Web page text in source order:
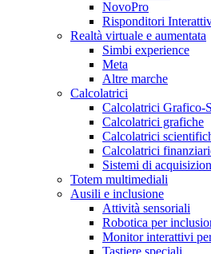
NovoPro
Risponditori
Realtà virtuale e aumentata
Simbi experience
Meta
Altre marche
Calcolatrici
Calcolatrici Grafico-
Calcolatrici grafiche
Calcolatrici
Calcolatrici
Sistemi di
Totem multimediali
Ausili e inclusione
Attività sensoriali
Robotica per
Monitor interattivi
Tastiere speciali